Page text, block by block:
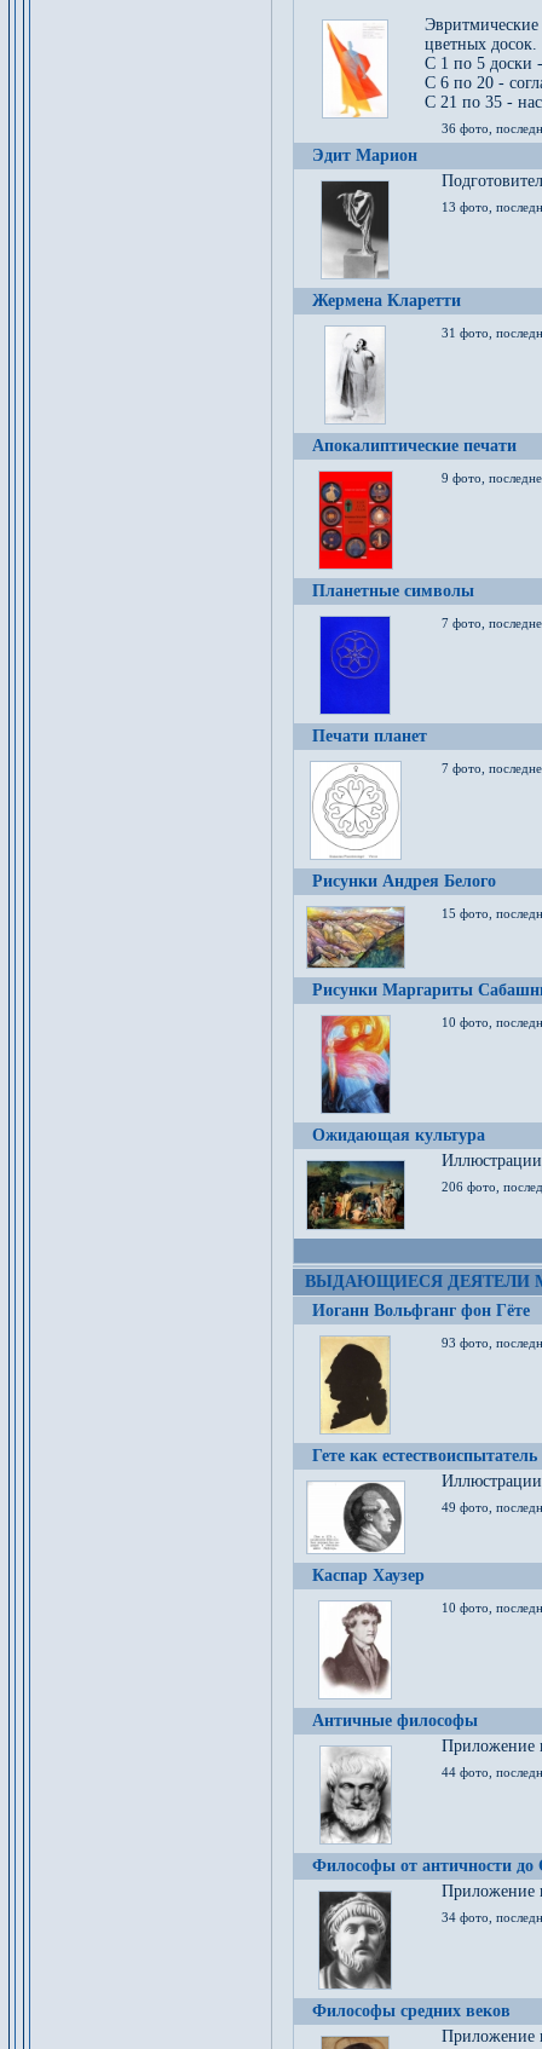
цветных досок.
С 1 по 5 доски
С 6 по 20 -
С 21 по 35 -
36 фото,
Эдит Марион
13 фото,
Жермена Кларетти
31 фото,
Апокалиптические печати
9 фото,
Планетные символы
7 фото,
Печати планет
7 фото,
Рисунки Андрея Белого
15 фото,
Рисунки Маргариты
10 фото,
Ожидающая культура
206 фото,
ВЫДАЮЩИЕСЯ ДЕЯТЕЛИ
Иоганн Вольфганг фон Гёте
93 фото,
Гете как естествоиспытатель
49 фото,
Каспар Хаузер
10 фото,
Античные философы
Приложение
44 фото,
Философы от античности до
Приложение
34 фото,
Философы средних веков
Приложение